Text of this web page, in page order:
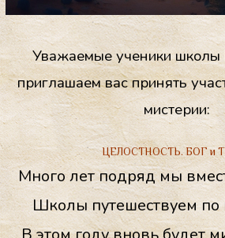
Уважаемые ученики
приглашаем вас принять
мистерии:
ЦЕЛОСТНОСТЬ. БОГ и
Много лет подряд мы
Школы путешествуем по